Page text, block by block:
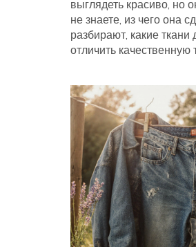
выглядеть красиво, но
не знаете, из чего она
разбирают, какие
отличить качественную